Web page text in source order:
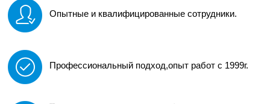
Опытные и квалифицированные сотрудники.
Профессиональный подход,опыт работ с 1999г.